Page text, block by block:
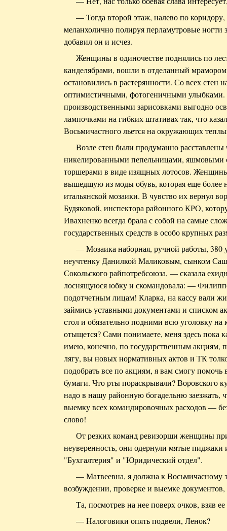
— Тогда второй этаж, налево по
меланхолично полируя перламутровые
добавил он и исчез.
Женщины в одиночестве поднялись по
канделябрами, вошли в отделанный
остановились в растерянности. Со всех
оптимистичными, фотогеничными
производственными зарисовками выгодно
лампочками на гибких штативах так, что
Восьмичастного льется на окружающих
Возле стен были продуманно
никелированными пепельницами, яшмовыми
торшерами в виде изящных лотосов.
вышедшую из моды обувь, которая еще более
итальянской мозаики. В чувство их вернул
Будяковой, инспектора районного КРО,
Ивахненко всегда брала с собой на самые
государственных средств в особо крупных
— Мозаика наборная, ручной работы, 380
неучтенку Данилкой Маликовым, сынком
Сокольского райпотребсоюза, — сказала
лоснящуюся юбку и скомандовала: —
подотчетным лицам! Кларка, на кассу вали
займись уставными документами и списком
стол и обязательно подними всю уголовку на
отыщется? Сами понимаете, меня здесь пока
имею, конечно, по государственным акциям,
лягу, вы новых нормативных актов и ТК
подобрать все по акциям, я вам смогу помочь
бумаги. Что рты пораскрывали? Воровского
надо в нашу районную богадельню заезжать,
выемку всех командировочных расходов —
слово!
От резких команд ревизорши женщины
неуверенность, они одернули мятые
"Бухгалтерия" и "Юридический отдел".
— Матвеевна, я должна к Восьмичасному
возбуждении, проверке и выемке
Та, посмотрев на нее поверх очков, взяв
— Налоговики опять подвели, Ленок?